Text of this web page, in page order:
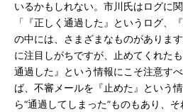
いるかもしれない。市川氏はログに
「『正しく通過した』というログ、
の中には、さまざまなものがありま
に注目しがちですが、止めてくれた
通過した』という情報にこそ注意す
ば、不審メールを『止めた』という
ら“通過してしまった”ものもあり、